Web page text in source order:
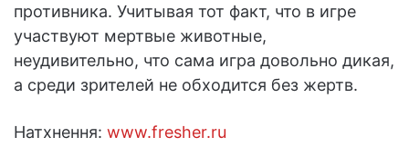
противника. Учитывая тот факт, что в игре
участвуют мертвые животные,
неудивительно, что сама игра довольно дикая,
а среди зрителей не обходится без жертв.
Натхнення: www.fresher.ru